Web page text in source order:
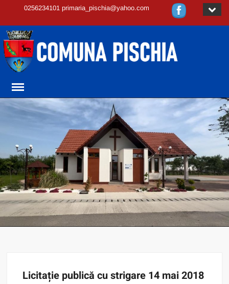
0256234101 primaria_pischia@yahoo.com
Licitație publică cu strigare 14 mai 2018